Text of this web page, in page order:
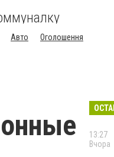
Авто
Оголошення
13:27
Вчора